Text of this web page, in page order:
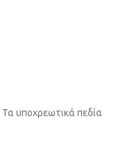
Τα υποχρεωτικά πεδία